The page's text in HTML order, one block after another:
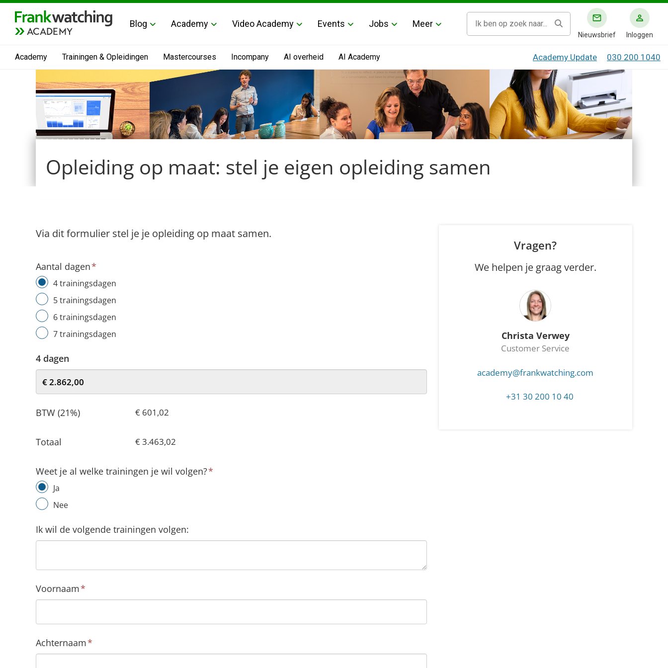
ACADEMY
Blog Academy Video Academy Events Jobs Meer
Nieuwsbrief Inloggen
Academy Trainingen & Opleidingen Mastercourses Incompany AI overheid AI Academy Academy Update 030 200 1040
Opleiding op maat: stel je eigen opleiding samen
Via dit formulier stel je je opleiding op maat samen.
Aantal dagen*
4 trainingsdagen
5 trainingsdagen
6 trainingsdagen
7 trainingsdagen
4 dagen
BTW (21%) € 601,02
Totaal € 3.463,02
Weet je al welke trainingen je wil volgen?*
Ja
Nee
Ik wil de volgende trainingen volgen:
Voornaam*
Achternaam*
Vragen?
We helpen je graag verder.
Christa Verwey
Customer Service
academy@frankwatching.com
+31 30 200 10 40